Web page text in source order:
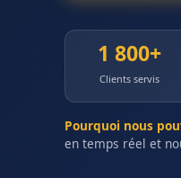
1 800+
Clients servis
Pourquoi nous
en temps réel et